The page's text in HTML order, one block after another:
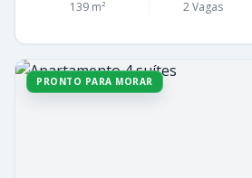
139 m² 2 Vagas
PRONTO PARA MORAR